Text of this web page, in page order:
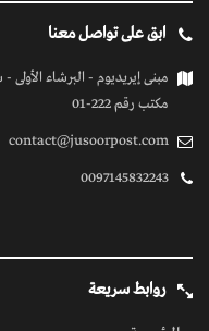
ابق على تواصل معنا
مبنى إيريديوم - البرشاء
مكتب رقم 222-01
contact@jusoorpost.com
0097145832243
روابط سريعة